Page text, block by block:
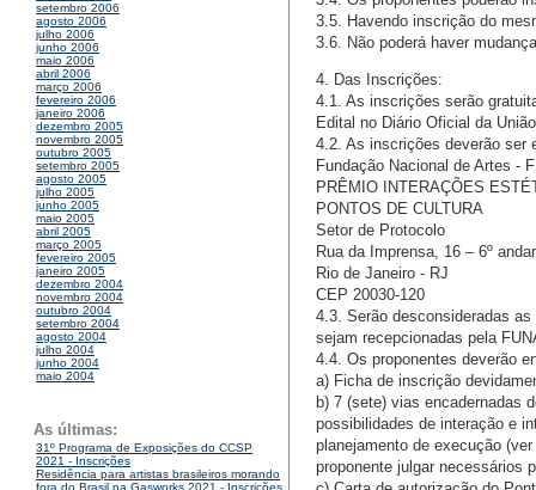
setembro 2006
agosto 2006
julho 2006
junho 2006
maio 2006
abril 2006
março 2006
fevereiro 2006
janeiro 2006
dezembro 2005
novembro 2005
outubro 2005
setembro 2005
agosto 2005
julho 2005
junho 2005
maio 2005
abril 2005
março 2005
fevereiro 2005
janeiro 2005
dezembro 2004
novembro 2004
outubro 2004
setembro 2004
agosto 2004
julho 2004
junho 2004
maio 2004
As últimas:
31º Programa de Exposições do CCSP
2021 - Inscrições
Residência para artistas brasileiros morando
3.5. Havendo inscrição do
3.6. Não poderá haver
4. Das Inscrições:
4.1. As inscrições serão
Edital no Diário Oficial da
4.2. As inscrições deverão ser
Fundação Nacional de Artes -
PRÊMIO INTERAÇÕES
PONTOS DE CULTURA
Setor de Protocolo
Rua da Imprensa, 16 – 6º
Rio de Janeiro - RJ
CEP 20030-120
4.3. Serão desconsideradas
sejam recepcionadas pela
4.4. Os proponentes deverão
a) Ficha de inscrição
b) 7 (sete) vias encadernadas
possibilidades de interação e
planejamento de execução
proponente julgar necessários